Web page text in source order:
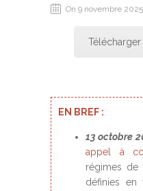
On 9 novembre 2025
EN BREF :
13 octobre
appel à
régimes de
définies en